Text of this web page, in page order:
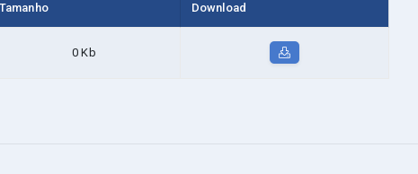
Tamanho Download
0 Kb